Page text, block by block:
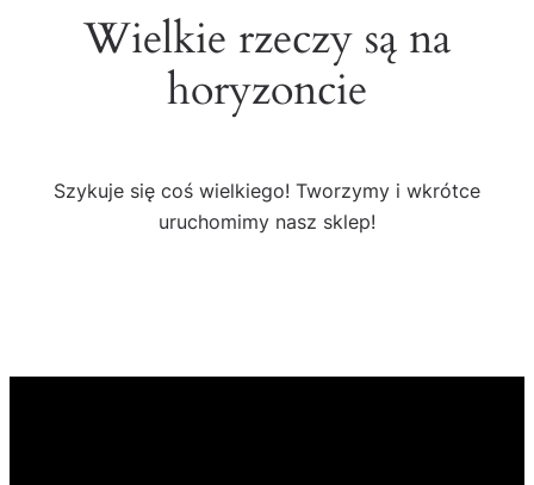
Wielkie rzeczy są na
horyzoncie
Szykuje się coś wielkiego! Tworzymy i wkrótce
uruchomimy nasz sklep!